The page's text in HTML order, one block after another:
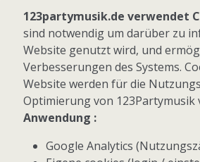
Folgen Sie uns
Facebook
Instagram
© 2026 123Partymusik.de - Alle
123partymusik.de verwendet
sind notwendig um darüber zu
Website genutzt wird, und
Verbesserungen des Systems.
Website werden für die
Optimierung von 123Partymusik
Anwendung :
Google Analytics